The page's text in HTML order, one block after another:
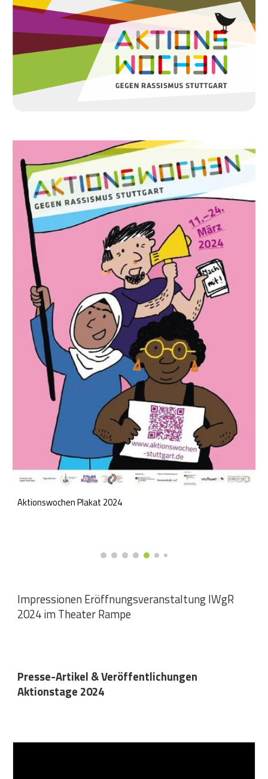
Aktionswochen Plakat 2024
ImpressionenEröffnungsveranstaltung IWgR
2024 im Theater Rampe
Presse-Artikel & Veröffentlichungen
Aktionstage 2024